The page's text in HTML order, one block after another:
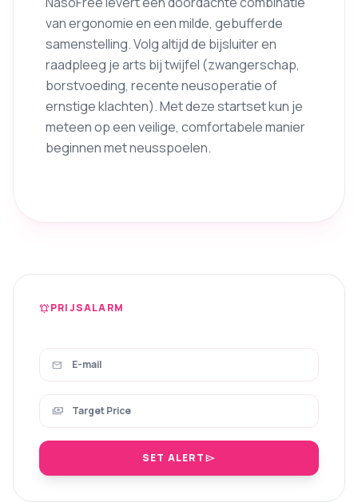
van ergonomie en een milde, gebufferde
samenstelling. Volg altijd de bijsluiter en
raadpleeg je arts bij twijfel (zwangerschap,
borstvoeding, recente neusoperatie of
ernstige klachten). Met deze startset kun je
meteen op een veilige, comfortabele manier
beginnen met neusspoelen.
notifications_activePRIJSALARM
mail
payments
SET ALERTsend